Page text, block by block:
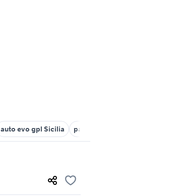
auto evo gpl Sicilia panda 4x4 Sicilia